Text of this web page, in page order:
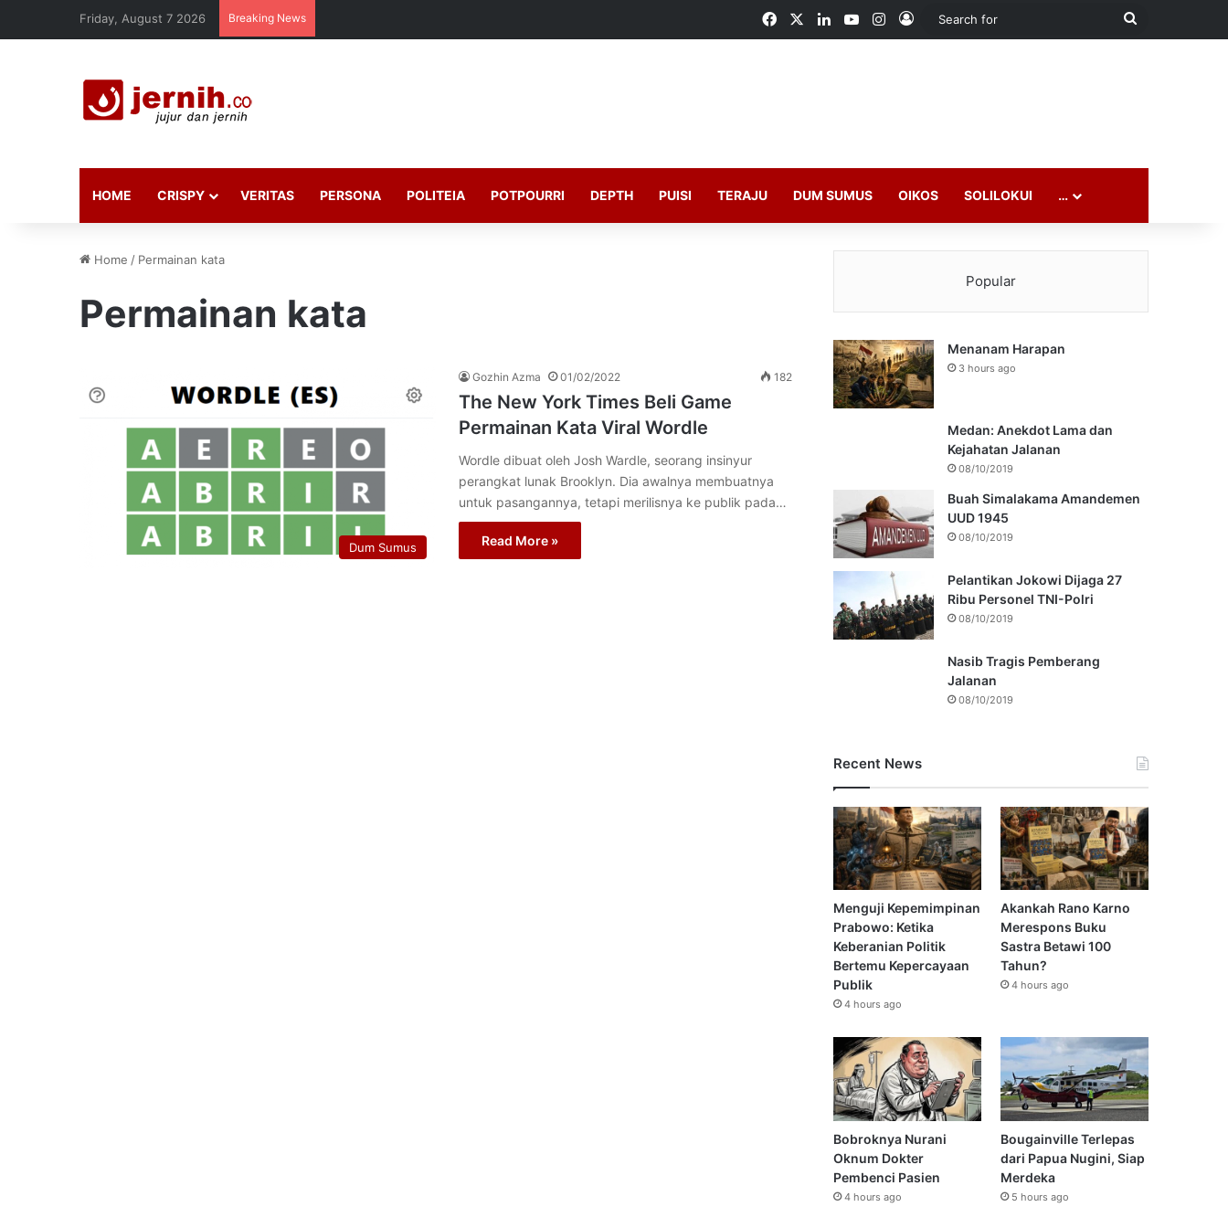
Friday, August 7 2026 Breaking News FacebookLinkedInYouTubeInstagram
Log In
Search
HOME CRISPY VERITAS PERSONA POLITEIA POTPOURRI DEPTH PUISI TERAJU DUM SUMUS OIKOS SOLILOKUI …
Home / Permainan kata
Permainan kata
Dum Sumus
Gozhin Azma 01/02/2022 182
The New York Times Beli Game
Permainan Kata Viral Wordle
Wordle dibuat oleh Josh Wardle, seorang insinyur
perangkat lunak Brooklyn. Dia awalnya membuatnya
untuk pasangannya, tetapi merilisnya ke publik pada…
Read More »
Popular
Menanam Harapan
3 hours ago
Medan: Anekdot Lama dan
Kejahatan Jalanan
08/10/2019
Buah Simalakama Amandemen
UUD 1945
08/10/2019
Pelantikan Jokowi Dijaga 27
Ribu Personel TNI-Polri
08/10/2019
Nasib Tragis Pemberang
Jalanan
08/10/2019
Recent News
Menguji Kepemimpinan
Prabowo: Ketika
Keberanian Politik
Bertemu Kepercayaan
Publik
4 hours ago
Akankah Rano Karno
Merespons Buku
Sastra Betawi 100
Tahun?
4 hours ago
Bobroknya Nurani
Oknum Dokter
Pembenci Pasien
4 hours ago
Bougainville Terlepas
dari Papua Nugini, Siap
Merdeka
5 hours ago